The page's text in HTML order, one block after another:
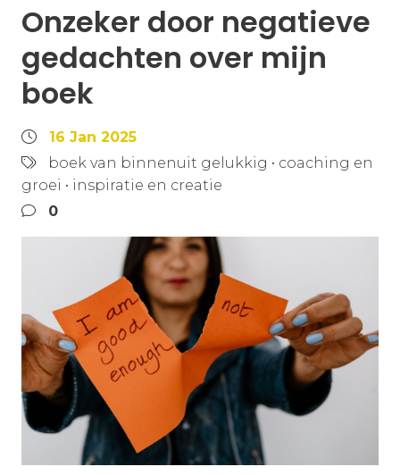
Onzeker door negatieve
gedachten over mijn
boek
16 Jan 2025
boek van binnenuit gelukkig • coaching en
groei • inspiratie en creatie
0